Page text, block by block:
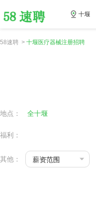
十堰
58速聘 > 十堰医疗器械注册招聘
地点： 全十堰
福利：
其他： 薪资范围